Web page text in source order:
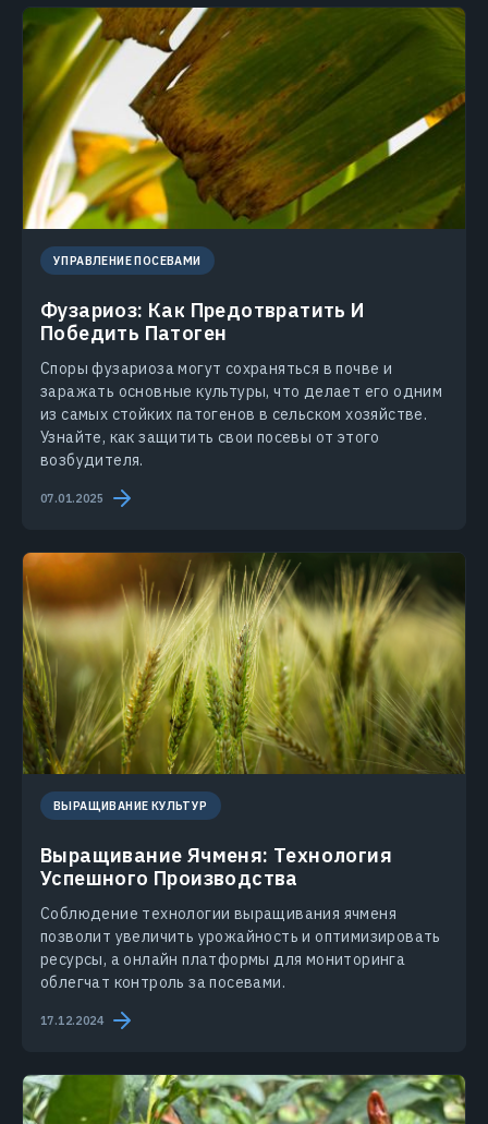
УПРАВЛЕНИЕ ПОСЕВАМИ
Фузариоз: Как Предотвратить И
Победить Патоген
Споры фузариоза могут сохраняться в почве и
заражать основные культуры, что делает его одним
из самых стойких патогенов в сельском хозяйстве.
Узнайте, как защитить свои посевы от этого
возбудителя.
07.01.2025
ВЫРАЩИВАНИЕ КУЛЬТУР
Выращивание Ячменя: Технология
Успешного Производства
Соблюдение технологии выращивания ячменя
позволит увеличить урожайность и оптимизировать
ресурсы, а онлайн платформы для мониторинга
облегчат контроль за посевами.
17.12.2024